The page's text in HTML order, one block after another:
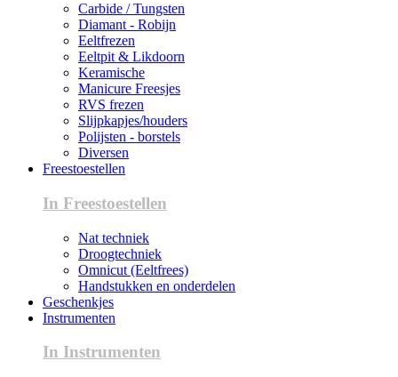
Carbide / Tungsten
Diamant - Robijn
Eeltfrezen
Eeltpit & Likdoorn
Keramische
Manicure Freesjes
RVS frezen
Slijpkapjes/houders
Polijsten - borstels
Diversen
Freestoestellen
In Freestoestellen
Nat techniek
Droogtechniek
Omnicut (Eeltfrees)
Handstukken en onderdelen
Geschenkjes
Instrumenten
In Instrumenten